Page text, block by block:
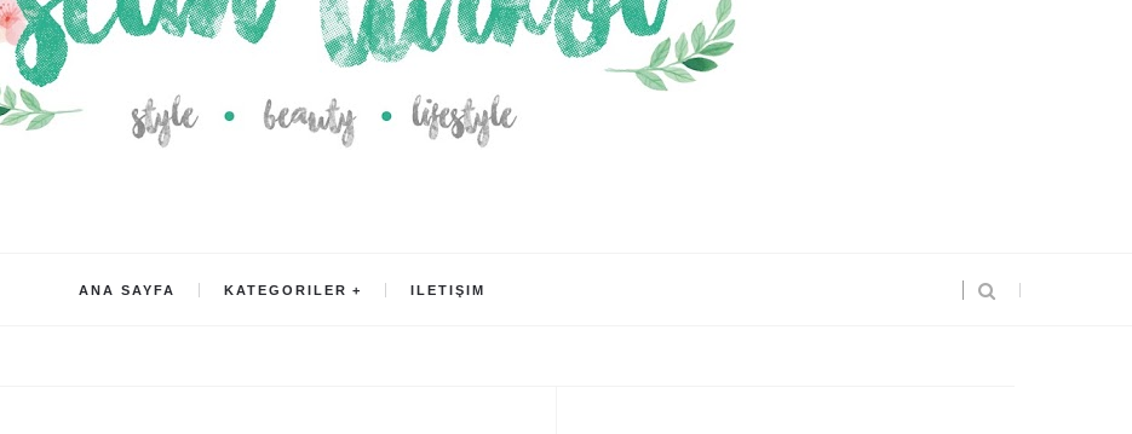
ANA SAYFA KATEGORILER ILETIŞIM